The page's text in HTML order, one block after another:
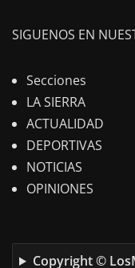
SIGUENOS EN
Secciones
LA SIERRA
ACTUALIDAD
DEPORTIVAS
NOTICIAS
OPINIONES
Copyright ©